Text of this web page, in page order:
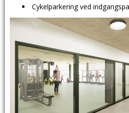
Cykelparkering ved